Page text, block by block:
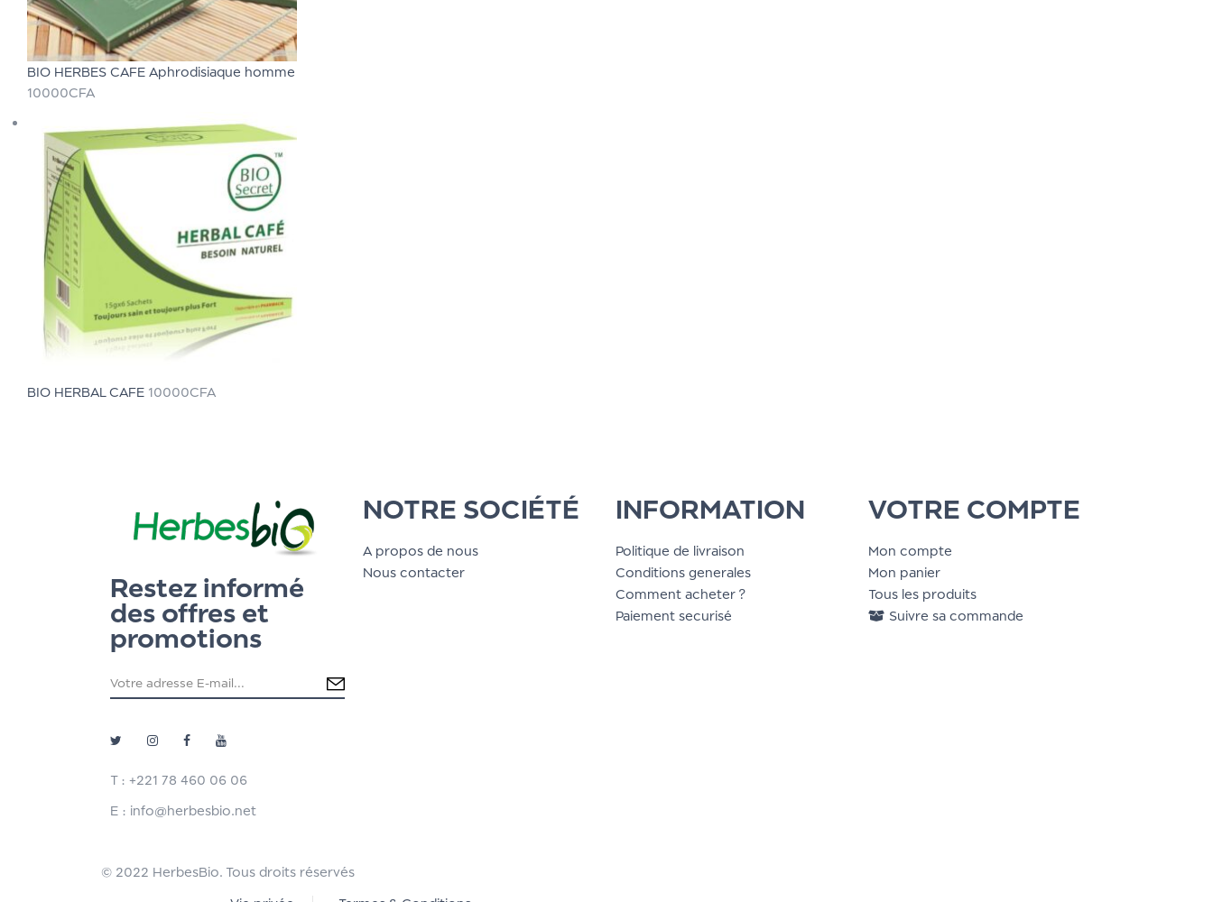
BIO HERBES CAFE Aphrodisiaque homme
10000CFA
BIO HERBAL CAFE 10000CFA
Restez informé
des offres et
promotions
T : +221 78 460 06 06
E : info@herbesbio.net
NOTRE SOCIÉTÉ
A propos de nous
Nous contacter
INFORMATION
Politique de livraison
Conditions generales
Comment acheter ?
Paiement securisé
VOTRE COMPTE
Mon compte
Mon panier
Tous les produits
Suivre sa commande
© 2022 HerbesBio. Tous droits réservés